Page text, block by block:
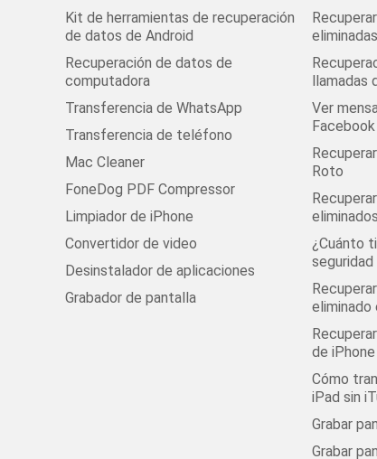
Kit de herramientas de recuperación
de datos de Android
Recuperación de datos de
computadora
Transferencia de WhatsApp
Transferencia de teléfono
Mac Cleaner
FoneDog PDF Compressor
Limpiador de iPhone
Convertidor de video
Desinstalador de aplicaciones
Grabador de pantalla
llamadas
Ver
Roto
¿Cuánto
seguridad
eliminado
de iPhone
Cómo
iPad sin
Grabar
Grabar